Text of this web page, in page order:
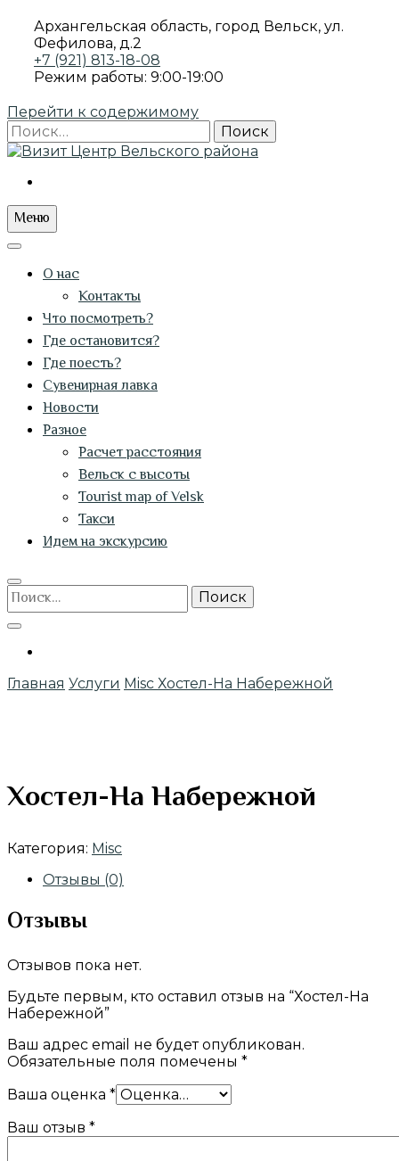
Архангельская область, город Вельск, ул.
Фефилова, д.2
+7 (921) 813-18-08
Режим работы: 9:00-19:00
Перейти к содержимому
Найти:
Визит Центр Вельского района
ПРОВИНЦИАЛЬНЫЕ ИСТОРИИ
Меню
О нас
Контакты
Что посмотреть?
Где остановится?
Где поесть?
Сувенирная лавка
Новости
Разное
Расчет расстояния
Вельск с высоты
Tourist map of Velsk
Такси
Идем на экскурсию
Найти:
Главная Услуги Misc Хостел-На Набережной
Хостел-На Набережной
Категория: Misc
Отзывы (0)
Отзывы
Отзывов пока нет.
Будьте первым, кто оставил отзыв на “Хостел-На
Набережной”
Ваш адрес email не будет опубликован.
Обязательные поля помечены *
Ваша оценка *
Ваш отзыв *